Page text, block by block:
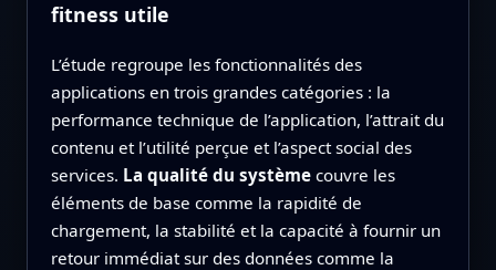
fitness utile
L’étude regroupe les fonctionnalités des
applications en trois grandes catégories : la
performance technique de l’application, l’attrait du
contenu et l’utilité perçue et l’aspect social des
services. La qualité du systèmecouvre les
éléments de base comme la rapidité de
chargement, la stabilité et la capacité à fournir un
retour immédiat sur des données comme la